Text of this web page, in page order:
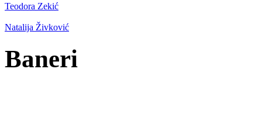
Teodora Zekić
Natalija Živković
Baneri